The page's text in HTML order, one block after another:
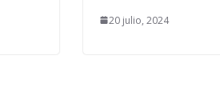
20 julio, 2024